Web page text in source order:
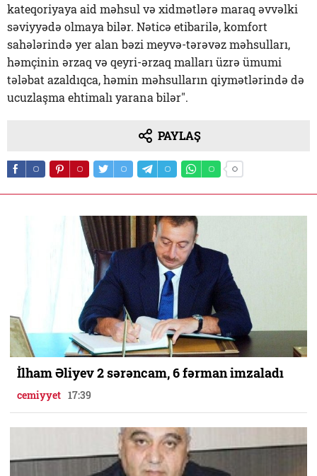
kateqoriyaya aid məhsul və xidmətlərə maraq əvvəlki
səviyyədə olmaya bilər. Nəticə etibarilə, komfort
sahələrində yer alan bəzi meyvə-tərəvəz məhsulları,
həmçinin ərzaq və qeyri-ərzaq malları üzrə ümumi
tələbat azaldıqca, həmin məhsulların qiymətlərində də
ucuzlaşma ehtimalı yarana bilər".
PAYLAŞ
İlham Əliyev 2 sərəncam, 6 fərman imzaladı
cemiyyet 17:39